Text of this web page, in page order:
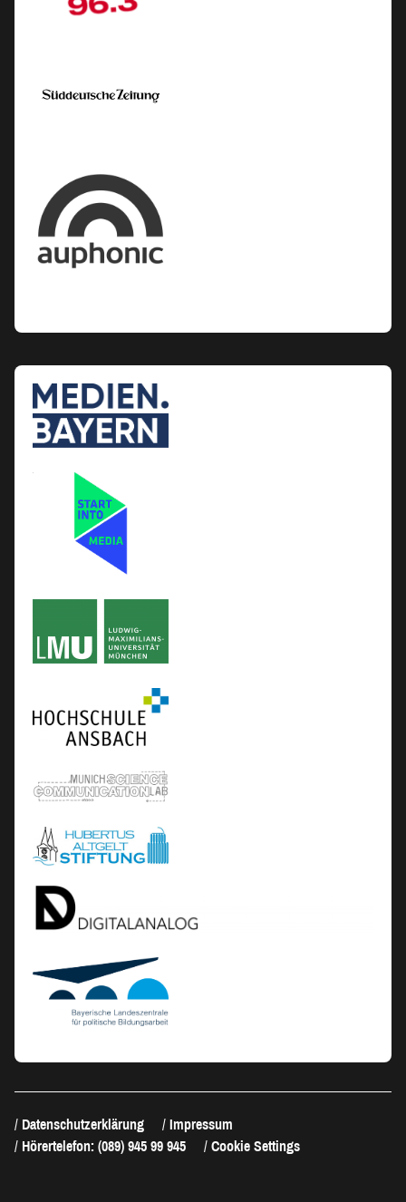
Datenschutzerklärung
Impressum
Hörertelefon: (089) 945 99 945
Cookie Settings